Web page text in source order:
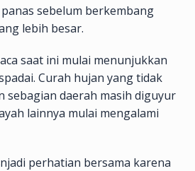
sebelum berkembang
lebih besar.
saat ini mulai menunjukkan
Curah hujan yang tidak
sebagian daerah masih diguyur
lainnya mulai mengalami
perhatian bersama karena